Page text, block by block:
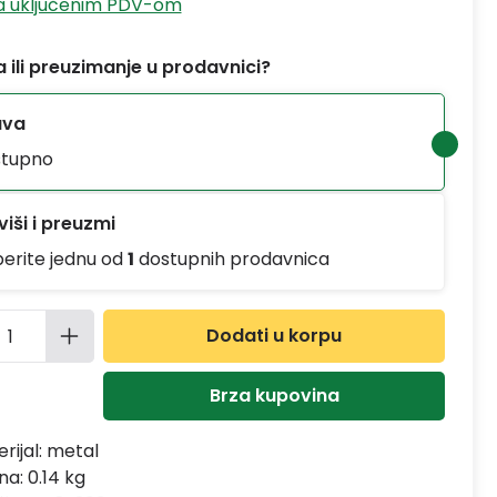
uključenim PDV-om
ili preuzimanje u prodavnici?
i preuzmi
jednu od1 dostupnih prodavnica
proizvoda: Unesite željenu
Dodati u korpu
Brza kupovina
metal
0.14 kg